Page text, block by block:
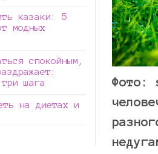
Фото:
казаки: 5
модных
спокойным,
шага
на диетах и